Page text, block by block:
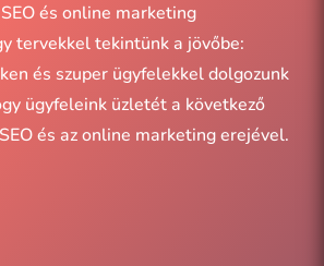
sütiket elfogadom
a sütit, elfogadom
és online marketing
tervekkel tekintünk a jövőbe:
és szuper ügyfelekkel dolgozunk
ügyfeleink üzletét a következő
és az online marketing erejével.